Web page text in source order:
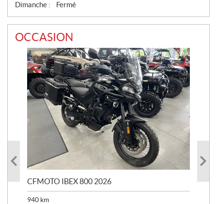
Dimanche :
Fermé
OCCASION
CFMOTO IBEX 800 2026
940 km